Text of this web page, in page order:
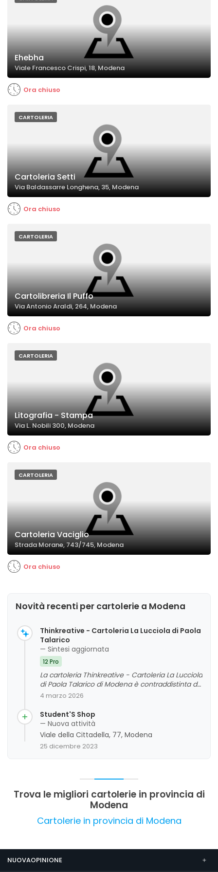
Ehebha
Viale Francesco Crispi, 18, Modena
Ora chiuso
CARTOLERIA
Cartoleria Setti
Via Baldassarre Longhena, 35, Modena
Ora chiuso
CARTOLERIA
Cartolibreria Il Puffo
Via Antonio Araldi, 264, Modena
Ora chiuso
CARTOLERIA
Litografia - Stampa
Via L. Nobili 300, Modena
Ora chiuso
CARTOLERIA
Cartoleria Vaciglio
Strada Morane, 743/745, Modena
Ora chiuso
Novità recenti per cartolerie a Modena
Thinkreative - Cartoleria La Lucciola di Paola
Talarico
— Sintesi aggiornata
12 Pro
La cartoleria Thinkreative - Cartoleria La Lucciola
di Paola Talarico di Modena è contraddistinta da
un'ampia varietà di prodotti di qualità e da un
apprezzano l'offerta di idee per ogni occasione
e la professionalità dello staff, che si distingue
per disponibilità e attenzione alle esigenze.
L'attività gode di una buona reputazione grazie
anche all'ambiente accogliente e ai prezzi
4 marzo 2026
Student'S Shop
— Nuova attività
Viale della Cittadella, 77, Modena
25 dicembre 2023
Trova le migliori cartolerie in provincia di
Modena
Cartolerie in provincia di Modena
NUOVAOPINIONE